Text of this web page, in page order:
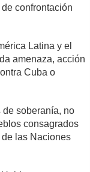
confrontación
Latina y el
amenaza, acción
Cuba o
de soberanía, no
consagrados
las Naciones